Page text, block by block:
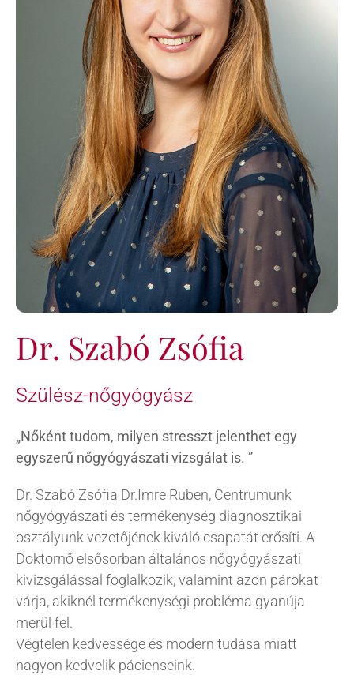
KAPCSOLAT
Dr. Szabó Zsófia
Szülész-nőgyógyász
„Nőként tudom, milyen stresszt jelenthet egy
egyszerű nőgyógyászati vizsgálat is. ”
Dr. Szabó Zsófia Dr.Imre Ruben, Centrumunk
nőgyógyászati és termékenység diagnosztikai
osztályunk vezetőjének kiváló csapatát erősíti. A
Doktornő elsősorban általános nőgyógyászati
kivizsgálással foglalkozik, valamint azon párokat
várja, akiknél termékenységi probléma gyanúja
merül fel.
Végtelen kedvessége és modern tudása miatt
nagyon kedvelik pácienseink.